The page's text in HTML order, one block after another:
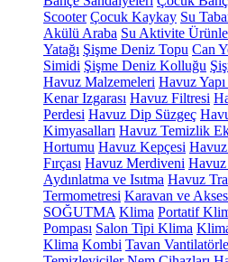
Scooter Çocuk Kaykay Su
Akülü Araba Su Aktivite
Yatağı Şişme Deniz Topu Can
Simidi Şişme Deniz Kolluğu
Havuz Malzemeleri Havuz
Kenar Izgarası Havuz Filtresi
Perdesi Havuz Dip Süzgeç
Kimyasalları Havuz Temizlik
Hortumu Havuz Kepçesi
Fırçası Havuz Merdiveni Havuz
Aydınlatma ve Isıtma Havuz
Termometresi Karavan ve
SOĞUTMA Klima Portatif
Pompası Salon Tipi Klima
Klima Kombi Tavan